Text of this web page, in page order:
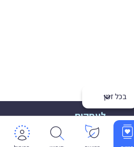
בכל זמן
לעסקים
הצטרפות
תמיכה לעסקים